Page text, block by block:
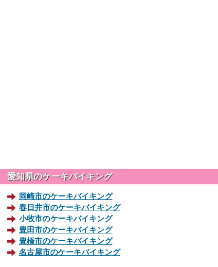
愛知県のケーキバイキング
岡崎市のケーキバイキング
春日井市のケーキバイキング
小牧市のケーキバイキング
豊田市のケーキバイキング
豊橋市のケーキバイキング
名古屋市のケーキバイキング